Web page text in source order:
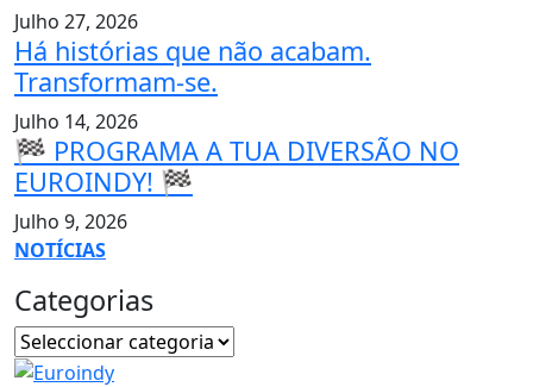
Julho 27, 2026
Há histórias que não acabam.
Transformam-se.
Julho 14, 2026
🏁 PROGRAMA A TUA DIVERSÃO NO
EUROINDY! 🏁
Julho 9, 2026
NOTÍCIAS
Categorias